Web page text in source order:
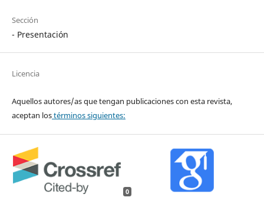
Sección
- Presentación
Licencia
Aquellos autores/as que tengan publicaciones con esta revista,
aceptan lostérminos siguientes:
0